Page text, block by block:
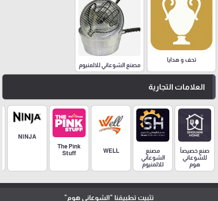
تحف و هدايا
مصنع الشوعاني للالمنيوم
العلامات التجارية
صنع خصيصاً
للشوعاني
هوم
مصنع
الشوعاني
للالمنيوم
WELL
The Pink
Stuff
NINJA
تثبيت تطبيقنا "الشوعاني هوم"